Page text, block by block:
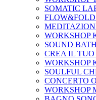
SOMATIC
WORKSHOP
SOUND BATH
CREA IL
WORKSHOP
SOULFUL
CONCERTO
WORKSHOP